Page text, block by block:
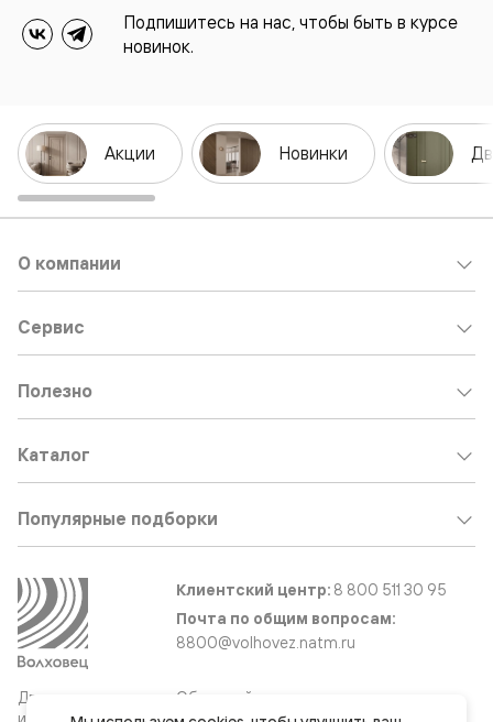
Подпишитесь на нас, чтобы быть в курсе
новинок.
Акции Новинки
Двери
и интерьерные
О компании
Сервис
Полезно
Каталог
Популярные подборки
Клиентский центр: 8 800 511 30 95
Почта по общим вопросам:
8800@volhovez.natm.ru
Обратный звонок